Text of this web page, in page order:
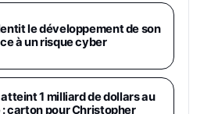
512 Go Bleu
(Vendeur Tiers)
256 Go Violet
(Vendeur Tiers)
le développement de son
à un risque cyber
atteint 1 milliard de dollars au
carton pour Christopher